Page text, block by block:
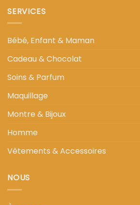
SERVICES
Bébé, Enfant & Maman
Cadeau & Chocolat
Soins & Parfum
Maquillage
Montre & Bijoux
Homme
Vêtements & Accessoires
NOUS